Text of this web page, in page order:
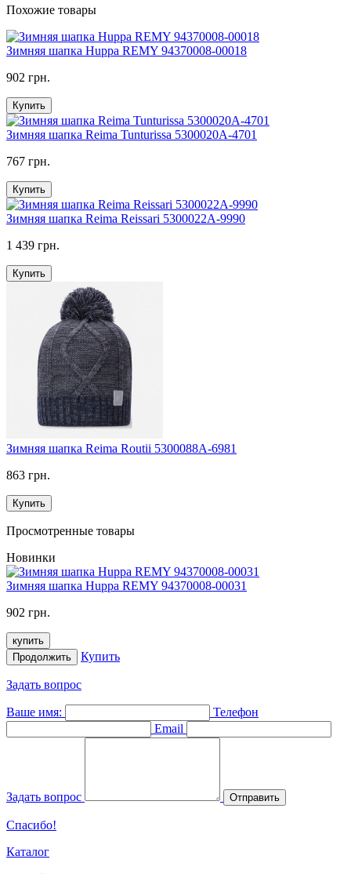
Похожие товары
Зимняя шапка Huppa REMY 94370008-00018
902 грн.
Купить
Зимняя шапка Reima Tunturissa 5300020A-4701
767 грн.
Купить
Зимняя шапка Reima Reissari 5300022A-9990
1 439 грн.
Купить
Зимняя шапка Reima Routii 5300088A-6981
863 грн.
Купить
Просмотренные товары
Новинки
Зимняя шапка Huppa REMY 94370008-00031
902 грн.
купить
Продолжить
Купить
Задать вопрос
Ваше имя:
Телефон
Email
Задать вопрос Отправить
Спасибо!
Каталог